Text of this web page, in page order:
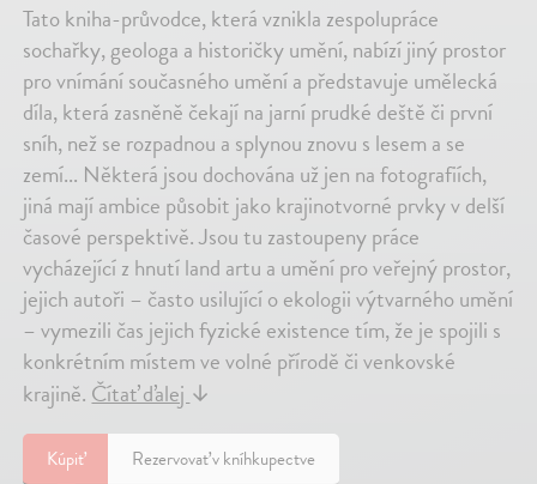
Tato kniha-průvodce, která vznikla zespolupráce
sochařky, geologa a historičky umění, nabízí jiný prostor
pro vnímání současného umění a představuje umělecká
díla, která zasněně čekají na jarní prudké deště či první
sníh, než se rozpadnou a splynou znovu s lesem a se
zemí... Některá jsou dochována už jen na fotografiích,
jiná mají ambice působit jako krajinotvorné prvky v delší
časové perspektivě. Jsou tu zastoupeny práce
vycházející z hnutí land artu a umění pro veřejný prostor,
jejich autoři – často usilující o ekologii výtvarného umění
– vymezili čas jejich fyzické existence tím, že je spojili s
konkrétním místem ve volné přírodě či venkovské
krajině.Čítať ďalej↓
Kúpiť Rezervovať v kníhkupectve